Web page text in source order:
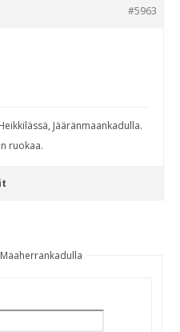
#5963
Jääränmaankadulla.
ruokaa.